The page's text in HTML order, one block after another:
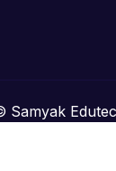
Samyak